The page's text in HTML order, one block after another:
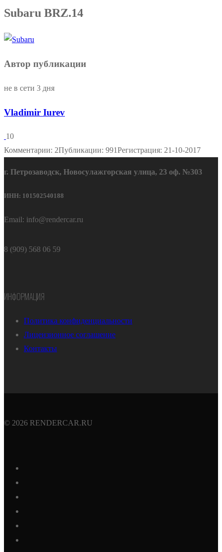
Subaru BRZ.14
Автор публикации
не в сети 3 дня
Vladimir Iurev
10
Комментарии: 2Публикации: 991Регистрация: 21-10-2017
г. Петрозаводск, Новосулажгорская улица, 23 оф. №303
ИНН: 101502540188
Email: info@rendercar.ru
8 (909) 568 06 59
ИНФОРМАЦИЯ
Политика конфиденциальности
Лицензионное соглашение
Контакты
© 2026 RENDERCAR.RU